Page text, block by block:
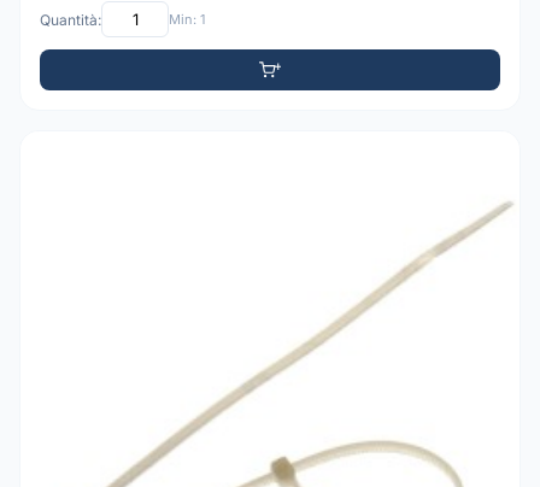
Quantità: Min: 1